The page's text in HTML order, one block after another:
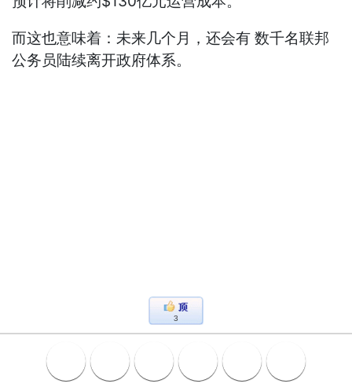
而这也意味着：未来几个月，还会有 数千名联邦
公务员陆续离开政府体系。
3